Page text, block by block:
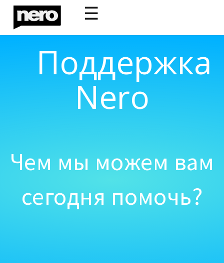
☰
Поддержка
Nero
Чем мы можем вам
сегодня помочь?